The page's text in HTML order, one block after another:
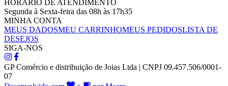
HORÁRIO DE ATENDIMENTO
Segunda à Sexta-feira das 08h às 17h35
MINHA CONTA
MEUS DADOSMEU CARRINHOMEUS PEDIDOSLISTA DE
DESEJOS
SIGA-NOS
GP Comércio e distribuição de Joias Ltda | CNPJ 09.457.506/0001-
07